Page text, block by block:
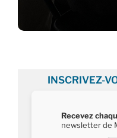
INSCRIVEZ-
Recevez
newsletter de